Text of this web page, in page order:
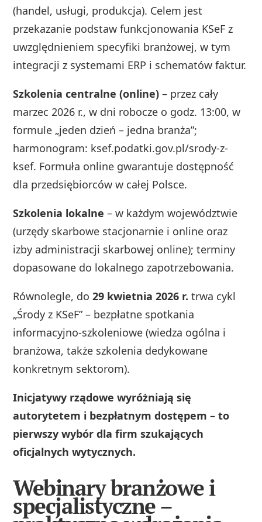
(handel, usługi, produkcja). Celem jest
przekazanie podstaw funkcjonowania KSeF z
uwzględnieniem specyfiki branżowej, w tym
integracji z systemami ERP i schematów faktur.
Szkolenia centralne (online) – przez cały
marzec 2026 r., w dni robocze o godz. 13:00, w
formule „jeden dzień – jedna branża”;
harmonogram: ksef.podatki.gov.pl/srody-z-
ksef. Formuła online gwarantuje dostępność
dla przedsiębiorców w całej Polsce.
Szkolenia lokalne – w każdym województwie
(urzędy skarbowe stacjonarnie i online oraz
izby administracji skarbowej online); terminy
dopasowane do lokalnego zapotrzebowania.
Równolegle, do29 kwietnia 2026 r. trwa cykl
„Środy z KSeF” – bezpłatne spotkania
informacyjno-szkoleniowe (wiedza ogólna i
branżowa, także szkolenia dedykowane
konkretnym sektorom).
Inicjatywy rządowe wyróżniają się
autorytetem i bezpłatnym dostępem – to
pierwszy wybór dla firm szukających
oficjalnych wytycznych.
Webinary branżowe i
specjalistyczne –